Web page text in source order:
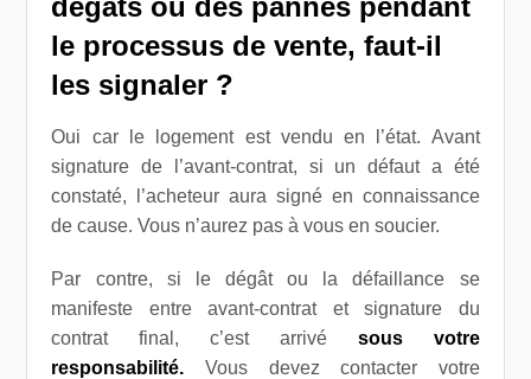
dégâts ou des pannes pendant
le processus de vente, faut-il
les signaler ?
Oui car le logement est vendu en l’état. Avant
signature de l’avant-contrat, si un défaut a été
constaté, l’acheteur aura signé en connaissance
de cause. Vous n’aurez pas à vous en soucier.
Par contre, si le dégât ou la défaillance se
manifeste entre avant-contrat et signature du
contrat final, c’est arrivé sous votre
responsabilité. Vous devez contacter votre